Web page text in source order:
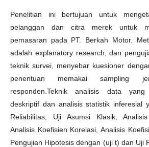
Penelitian ini bertujuan untuk
pelanggan dan citra merek untuk
pemasaran pada PT. Berkah Motor.
adalah explanatory research, dan
teknik survei, menyebar kuesioner
penentuan memakai sampling
responden.Teknik analisis data
deskriptif dan analisis statistik inferesial
Reliabilitas, Uji Asumsi Klasik,
Analisis Koefisien Korelasi, Analisis
Pengujian Hipotesis dengan (uji t) dan Uji